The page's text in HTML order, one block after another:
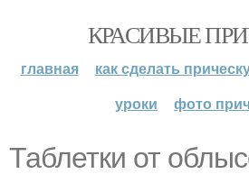
КРАСИВЫЕ
главная как сделать
уроки
фото
Таблетки от